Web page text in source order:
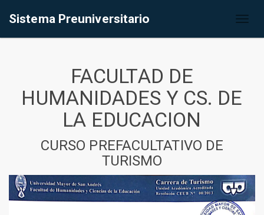
Sistema Preuniversitario
FACULTAD DE
HUMANIDADES Y CS. DE
LA EDUCACION
CURSO PREFACULTATIVO DE
TURISMO